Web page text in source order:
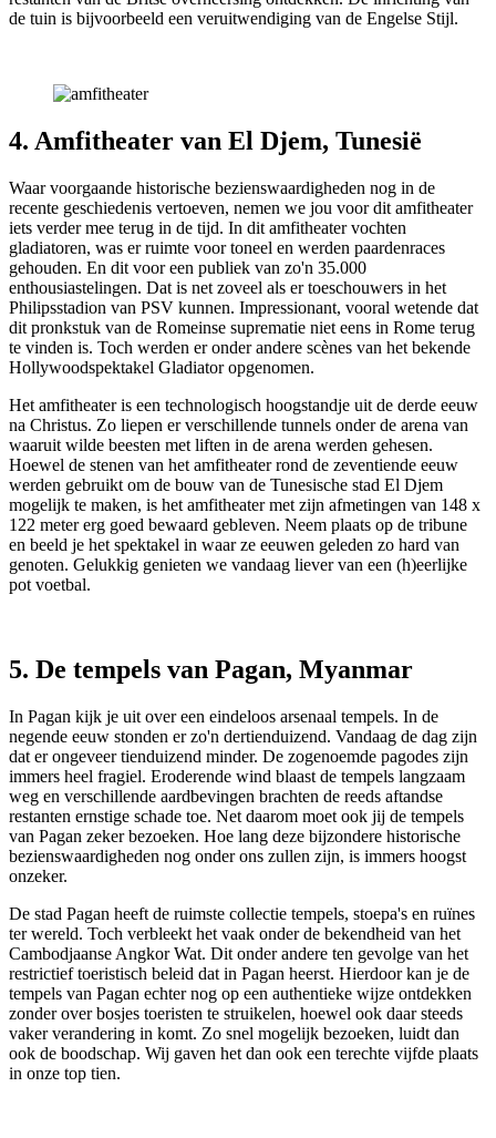
de tuin is bijvoorbeeld een veruitwendiging van de Engelse Stijl.
4. Amfitheater van El Djem, Tunesië
Waar voorgaande historische bezienswaardigheden nog in de
recente geschiedenis vertoeven, nemen we jou voor dit amfitheater
iets verder mee terug in de tijd. In dit amfitheater vochten
gladiatoren, was er ruimte voor toneel en werden paardenraces
gehouden. En dit voor een publiek van zo'n 35.000
enthousiastelingen. Dat is net zoveel als er toeschouwers in het
Philipsstadion van PSV kunnen. Impressionant, vooral wetende dat
dit pronkstuk van de Romeinse suprematie niet eens in Rome terug
te vinden is. Toch werden er onder andere scènes van het bekende
Hollywoodspektakel Gladiator opgenomen.
Het amfitheater is een technologisch hoogstandje uit de derde eeuw
na Christus. Zo liepen er verschillende tunnels onder de arena van
waaruit wilde beesten met liften in de arena werden gehesen.
Hoewel de stenen van het amfitheater rond de zeventiende eeuw
werden gebruikt om de bouw van de Tunesische stad El Djem
mogelijk te maken, is het amfitheater met zijn afmetingen van 148 x
122 meter erg goed bewaard gebleven. Neem plaats op de tribune
en beeld je het spektakel in waar ze eeuwen geleden zo hard van
genoten. Gelukkig genieten we vandaag liever van een (h)eerlijke
pot voetbal.
5. De tempels van Pagan, Myanmar
In Pagan kijk je uit over een eindeloos arsenaal tempels. In de
negende eeuw stonden er zo'n dertienduizend. Vandaag de dag zijn
dat er ongeveer tienduizend minder. De zogenoemde pagodes zijn
immers heel fragiel. Eroderende wind blaast de tempels langzaam
weg en verschillende aardbevingen brachten de reeds aftandse
restanten ernstige schade toe. Net daarom moet ook jij de tempels
van Pagan zeker bezoeken. Hoe lang deze bijzondere historische
bezienswaardigheden nog onder ons zullen zijn, is immers hoogst
onzeker.
De stad Pagan heeft de ruimste collectie tempels, stoepa's en ruïnes
ter wereld. Toch verbleekt het vaak onder de bekendheid van het
Cambodjaanse Angkor Wat. Dit onder andere ten gevolge van het
restrictief toeristisch beleid dat in Pagan heerst. Hierdoor kan je de
tempels van Pagan echter nog op een authentieke wijze ontdekken
zonder over bosjes toeristen te struikelen, hoewel ook daar steeds
vaker verandering in komt. Zo snel mogelijk bezoeken, luidt dan
ook de boodschap. Wij gaven het dan ook een terechte vijfde plaats
in onze top tien.